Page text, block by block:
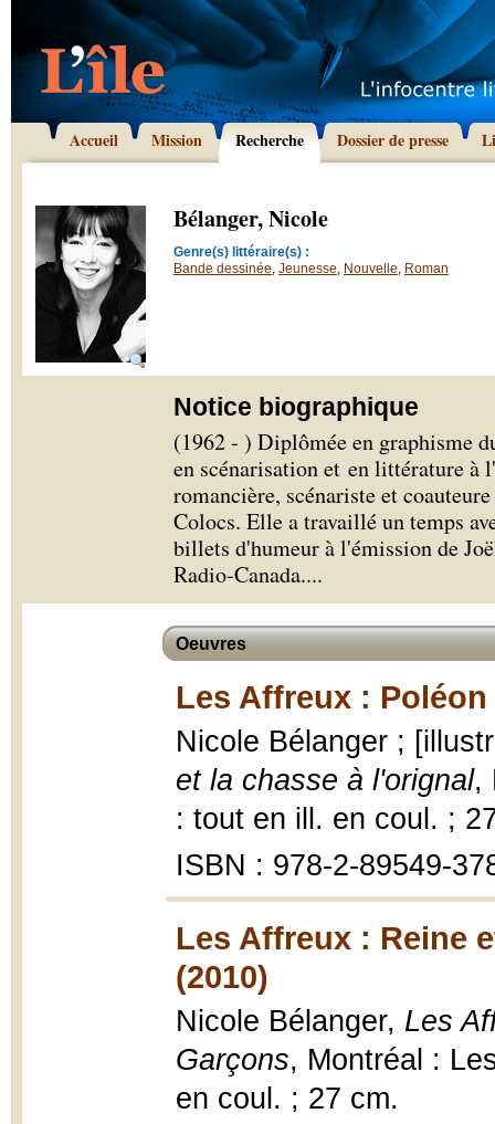
Accueil Mission Recherche Dossier de presse
Bélanger, Nicole
Genre(s) littéraire(s) :
Bande dessinée, Jeunesse, Nouvelle, Roman
Notice biographique
(1962 - ) Diplômée en graphisme
en scénarisation et en littérature
romancière, scénariste et
Colocs. Elle a travaillé un temps
billets d'humeur à l'émission de
Radio-Canada....
Oeuvres
Les Affreux :
Nicole Bélanger ;
et la chasse à l'orignal,
: tout en ill. en coul. ;
ISBN : 978-2-89549-
Les Affreux : Reine
(2010)
Nicole Bélanger, Les
Garçons, Montréal :
en coul. ; 27 cm.